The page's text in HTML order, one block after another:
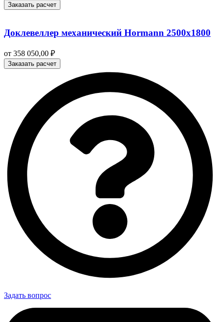
Заказать расчет
Доклевеллер механический Hormann 2500х1800
от 358 050,00 ₽
Заказать расчет
Задать вопрос